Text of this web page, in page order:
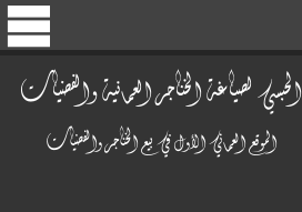
الحبسي لصياغة الخناجر العمانية والفضيات
الموقع العماني الأول في بيع الخناجر والفضيات